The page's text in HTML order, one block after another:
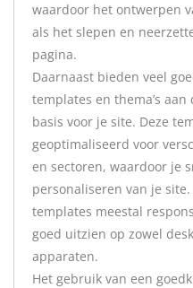
waardoor het ontwerpen
als het slepen en
pagina.
Daarnaast bieden veel
templates en thema’s
basis voor je site. Deze
geoptimaliseerd voor
en sectoren, waardoor je
personaliseren van je
templates meestal
goed uitzien op zowel
apparaten.
Het gebruik van een